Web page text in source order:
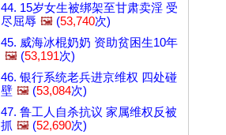
44. 15岁女生被绑架至甘肃卖淫 受
尽屈辱 🖼️ (53,740次)
45. 威海冰棍奶奶 资助贫困生10年
🖼️ (53,191次)
46. 银行系统老兵进京维权 四处碰
壁 🖼️ (53,084次)
47. 鲁工人自杀抗议 家属维权反被
抓 🖼️ (52,690次)